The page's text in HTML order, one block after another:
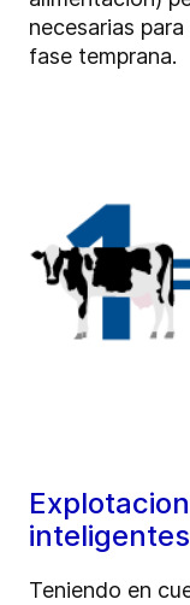
necesarias
fase temprana.
Teniendo en